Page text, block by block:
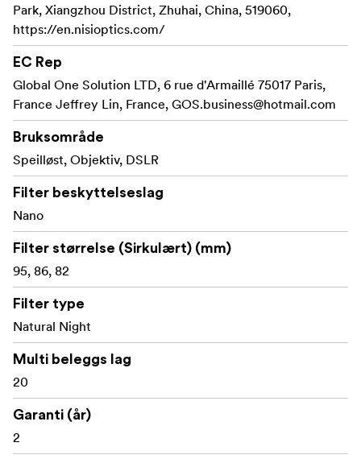
Viktige funksjoner ved NiSi JETMAG-filtre:
Rask magnetisk festing:Fest og fjern filtrene
enkelt med et magnetisk design, noe som sparer tid
i travle fotograferingssituasjoner.
Stabil låsemekanisme:Det patenterte
låsesystemet holder filtrene på plass, selv når flere
filtre stables i dynamiske omgivelser.
Ultratynne rammer:
uten kantforvrengning.
fargekodet håndtak for enkel identifisering og rask
tilgang til riktig filter.
Gi din kreative prosess et løft med NiSi JETMAG-filtre –
utviklet for hastighet, presisjon og holdbarhet.
Innhold i esken:
NiSi JetMag Pro 95-filter Natural Night
Merk!Krever NiSi JetMag Pro 95-adapterring!
Park, Xiangzhou District, Zhuhai, China, 519060,
https://en.nisioptics.com/
EC Rep
Global One Solution LTD, 6 rue d'Armaillé 75017 Paris,
France Jeffrey Lin, France, GOS.business@hotmail.com
Bruksområde
Speilløst, Objektiv, DSLR
Filter beskyttelseslag
Nano
Filter størrelse (Sirkulært) (mm)
95, 86, 82
Filter type
Natural Night
Multi beleggs lag
20
Garanti (år)
2